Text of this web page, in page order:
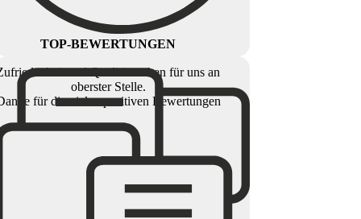
TOP-BEWERTUNGEN
und Qualität stehen für uns an
oberster Stelle.
für die vielen positiven Bewertungen